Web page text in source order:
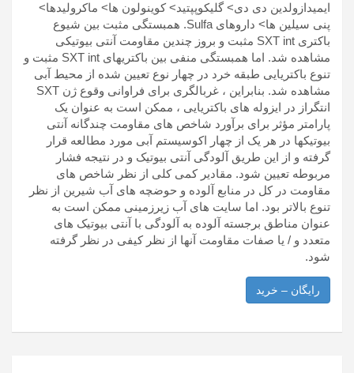
ایمیدازولدین دی دی> گلیکوپپتید> کوینولون ها> ماکرولیدها>
پنی سیلین ها> داروهای Sulfa. همبستگی مثبت بین شیوع
باکتری SXT int مثبت و بروز چندین مقاومت آنتی بیوتیکی
مشاهده شد. اما همبستگی منفی بین باکتریهای SXT int مثبت و
تنوع باکتریایی طبقه خرد در چهار نوع تعیین شده از محیط آبی
مشاهده شد. بنابراین ، غربالگری برای فراوانی وقوع ژن SXT
انتگراز در ایزوله های باکتریایی ، ممکن است به عنوان یک
پارامتر مؤثر برای برآورد شاخص های مقاومت چندگانه آنتی
بیوتیکها در هر یک از چهار اکوسیستم آبی مورد مطالعه قرار
گرفته و از این طریق آلودگی آنتی بیوتیک و در نتیجه فشار
مربوطه تعیین شود. مقادیر کمی کلی از نظر شاخص های
مقاومت در کل در منابع آلوده و حوضچه های آب شیرین از نظر
تنوع بالاتر بود. اما سایت های آب زیرزمینی ممکن است به
عنوان مناطق برجسته آلوده به آلودگی با آنتی بیوتیک های
متعدد و / یا صفات مقاومت آنها از نظر کیفی در نظر گرفته
شود.
رایگان – خرید